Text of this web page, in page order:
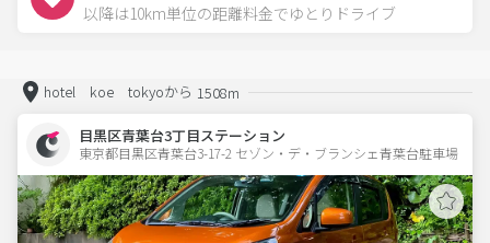
以降は10km単位の距離料金でゆとりドライブ
hotel koe tokyoから 1508m
目黒区青葉台3丁目ステーション
東京都目黒区青葉台3-17-2 セゾン・デ・ブランシェ青葉台駐車場